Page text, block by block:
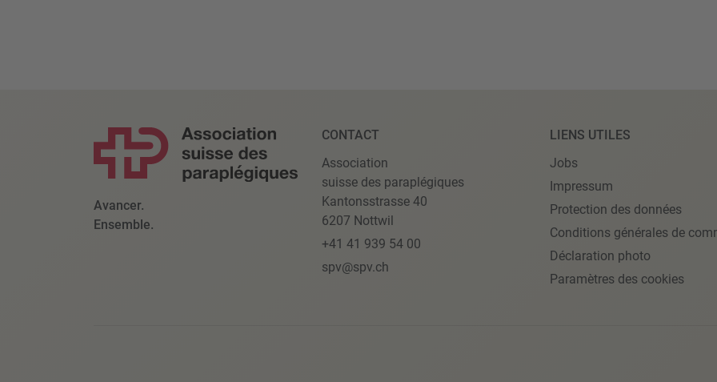
Avancer.
Ensemble.
CONTACT
Association
suisse des paraplégiques
Kantonsstrasse 40
6207 Nottwil
+41 41 939 54 00
spv@spv.ch
LIENS UTILES
Jobs
Impressum
Protection des données
Conditions générales de
Déclaration photo
Paramètres des cookies